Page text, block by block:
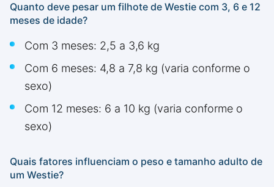
Quanto deve pesar um filhote de Westie com 3, 6 e 12
meses de idade?
Com 3 meses: 2,5 a 3,6 kg
Com 6 meses: 4,8 a 7,8 kg (varia conforme o
sexo)
Com 12 meses: 6 a 10 kg (varia conforme o
sexo)
Quais fatores influenciam o peso e tamanho adulto de
um Westie?